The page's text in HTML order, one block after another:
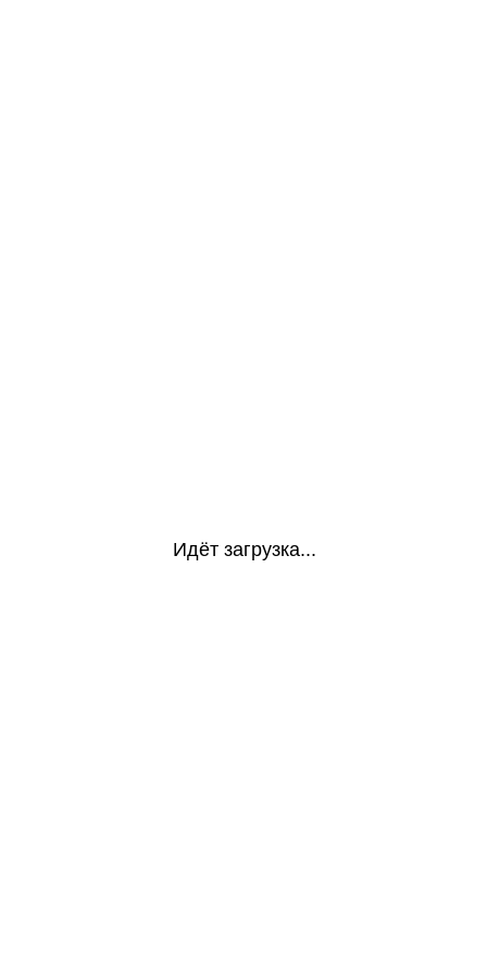
Идёт загрузка...